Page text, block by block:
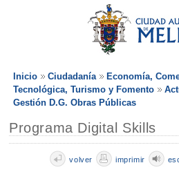
Inicio Ciudadanía
Economía,
Tecnológica, Turismo y Fomento
Gestión D.G. Obras Públicas
Programa Digital Skills
imprimir
volver